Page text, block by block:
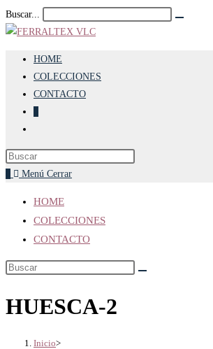
Ir
al
Buscar...
HOME
COLECCIONES
CONTACTO
de
la
web
Menú Cerrar
HOME
COLECCIONES
CONTACTO
HUESCA-2
Inicio>